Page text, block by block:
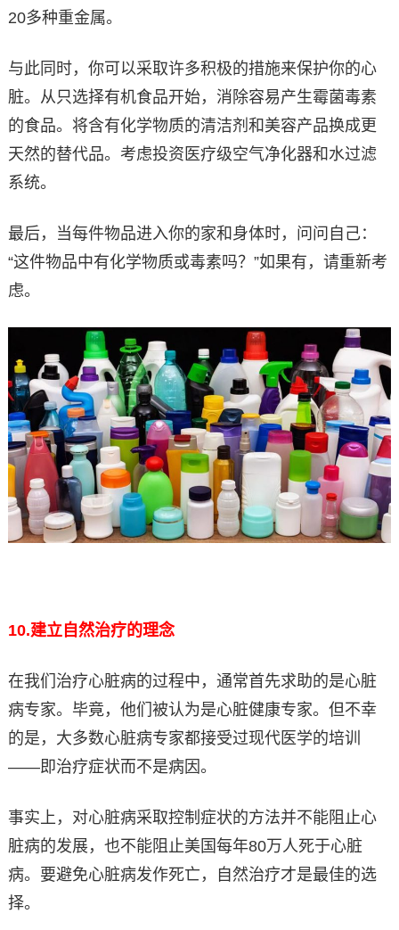
20多种重金属。
与此同时，你可以采取许多积极的措施来保护你的心
脏。从只选择有机食品开始，消除容易产生霉菌毒素
的食品。将含有化学物质的清洁剂和美容产品换成更
天然的替代品。考虑投资医疗级空气净化器和水过滤
系统。
最后，当每件物品进入你的家和身体时，问问自己：
“这件物品中有化学物质或毒素吗？”如果有，请重新考
虑。
10.建立自然治疗的理念
在我们治疗心脏病的过程中，通常首先求助的是心脏
病专家。毕竟，他们被认为是心脏健康专家。但不幸
的是，大多数心脏病专家都接受过现代医学的培训
——即治疗症状而不是病因。
事实上，对心脏病采取控制症状的方法并不能阻止心
脏病的发展，也不能阻止美国每年80万人死于心脏
病。要避免心脏病发作死亡，自然治疗才是最佳的选
择。